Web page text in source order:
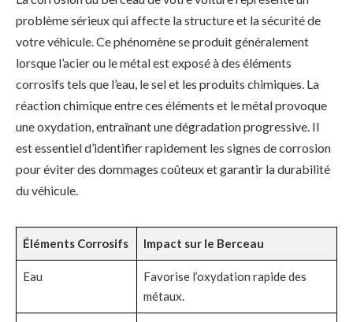
problème sérieux qui affecte la structure et la sécurité de
votre véhicule. Ce phénomène se produit généralement
lorsque l’acier ou le métal est exposé à des éléments
corrosifs tels que l’eau, le sel et les produits chimiques. La
réaction chimique entre ces éléments et le métal provoque
une oxydation, entraînant une dégradation progressive. Il
est essentiel d’identifier rapidement les signes de corrosion
pour éviter des dommages coûteux et garantir la durabilité
du véhicule.
Éléments Corrosifs Impact sur le Berceau
Eau
Favorise l’oxydation rapide des
métaux.